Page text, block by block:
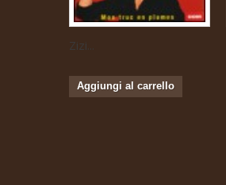
Zizi...
Aggiungi al carrello